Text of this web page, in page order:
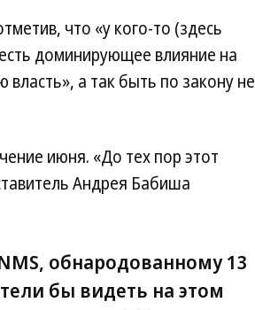
что «у кого-то (здесь
доминирующее влияние на
а так быть по закону не
июня. «До тех пор этот
Андрея Бабиша
обнародованному 13
бы видеть на этом